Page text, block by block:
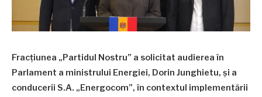
Fracțiunea „Partidul Nostru” a solicitat audierea în
Parlament a ministrului Energiei, Dorin Junghietu, și a
conducerii S.A. „Energocom”, în contextul implementării